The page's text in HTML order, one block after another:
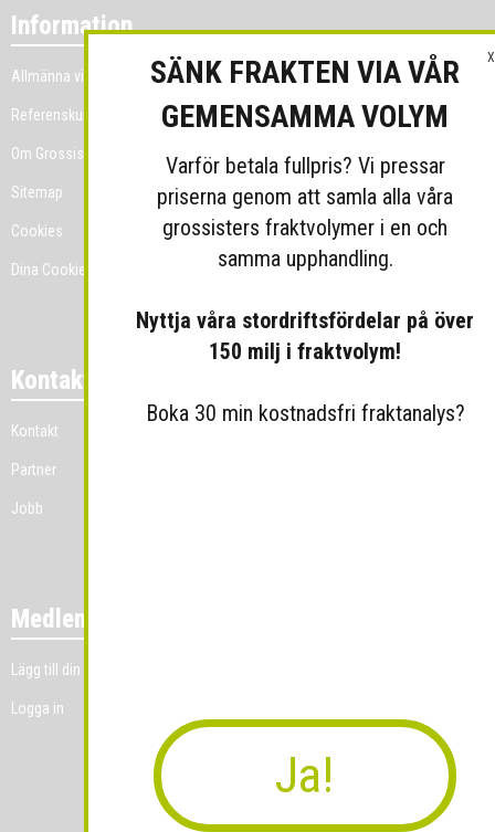
Information
Allmänna villkor
Referenskunder
Om Grossist.se
Sitemap
Cookies
Dina Cookie-prefenser
Kontakt
Kontakt
Partner
Jobb
Medlemmar
Lägg till din grossistverksamhet
Logga in
X
SÄNK FRAKTEN VIA VÅR
GEMENSAMMA VOLYM
Varför betala fullpris? Vi pressar
priserna genom att samla alla våra
grossisters fraktvolymer i en och
samma upphandling.
Nyttja våra stordriftsfördelar på över
150 milj i fraktvolym!
Boka 30 min kostnadsfri fraktanalys?
Ja!